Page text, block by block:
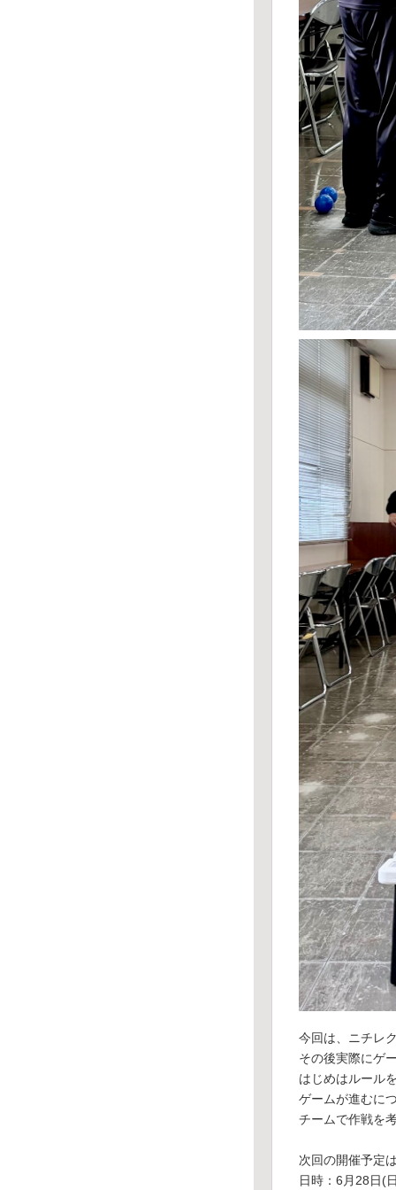
今回は、ニチレ
その後実際にゲ
はじめはルール
ゲームが進むに
チームで作戦を
次回の開催予定
日時：6月28日(